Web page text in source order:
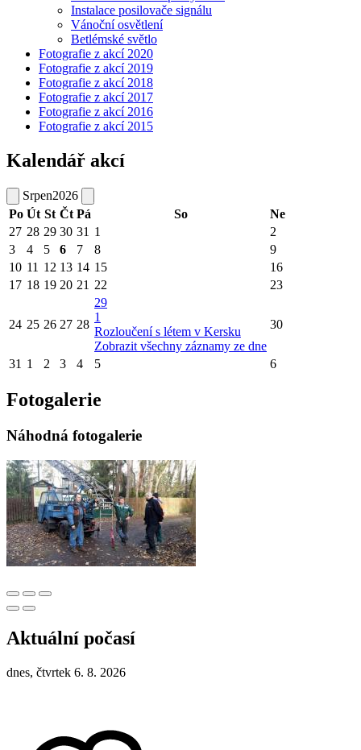
Instalace posilovače signálu
Vánoční osvětlení
Betlémské světlo
Fotografie z akcí 2020
Fotografie z akcí 2019
Fotografie z akcí 2018
Fotografie z akcí 2017
Fotografie z akcí 2016
Fotografie z akcí 2015
Kalendář akcí
Srpen2026
Po Út St Čt Pá So
Ne
27 28 29 30 31 1
2
3
4 5 6 7 8
9
10 11 12 13 14 15
16
17 18 19 20 21 22 23
24 25 26 27 28
29
1
Rozloučení s létem v Kersku
Zobrazit všechny záznamy ze dne
30
31 1 2 3 4 5 6
Fotogalerie
Náhodná fotogalerie
Aktuální počasí
dnes, čtvrtek 6. 8. 2026